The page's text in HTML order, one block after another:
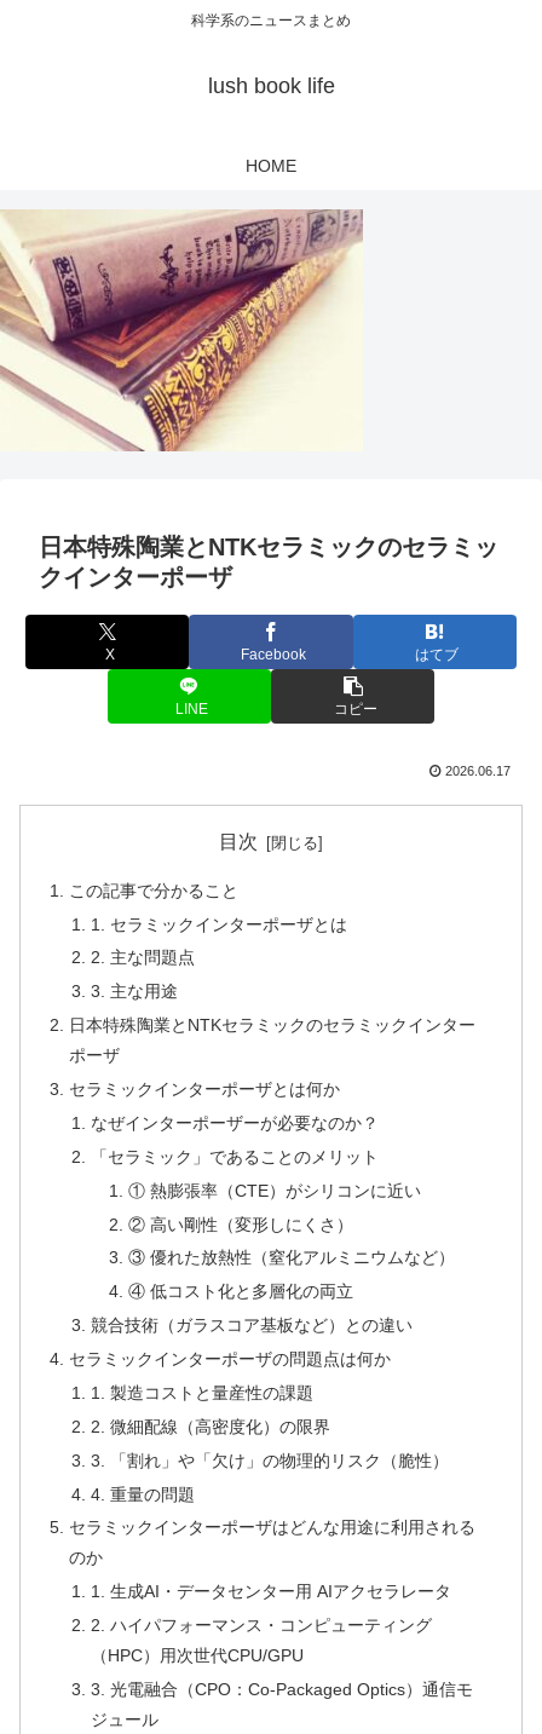
科学系のニュースまとめ
lush book life
HOME
日本特殊陶業とNTKセラミックのセラミッ
クインターポーザ
X Facebook はてブ
LINE コピー
2026.06.17
目次
この記事で分かること
1. セラミックインターポーザとは
2. 主な問題点
3. 主な用途
日本特殊陶業とNTKセラミックのセラミックインター
ポーザ
セラミックインターポーザとは何か
なぜインターポーザーが必要なのか？
「セラミック」であることのメリット
① 熱膨張率（CTE）がシリコンに近い
② 高い剛性（変形しにくさ）
③ 優れた放熱性（窒化アルミニウムなど）
④ 低コスト化と多層化の両立
競合技術（ガラスコア基板など）との違い
セラミックインターポーザの問題点は何か
1. 製造コストと量産性の課題
2. 微細配線（高密度化）の限界
3. 「割れ」や「欠け」の物理的リスク（脆性）
4. 重量の問題
セラミックインターポーザはどんな用途に利用される
のか
1. 生成AI・データセンター用 AIアクセラレータ
2. ハイパフォーマンス・コンピューティング
（HPC）用次世代CPU/GPU
3. 光電融合（CPO：Co-Packaged Optics）通信モ
ジュール